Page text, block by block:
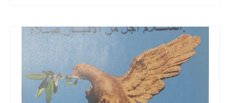
Protokolle
Johanneskirche Bad Tölz
Altarbild „Kreuzigung“ von Lovis Corinth